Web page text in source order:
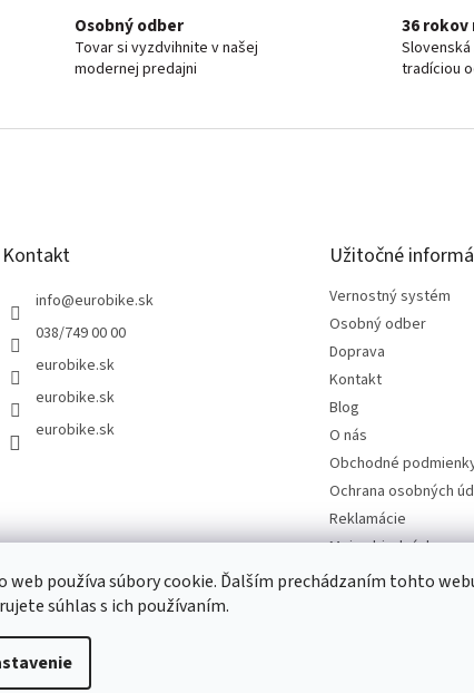
web používa súbory cookie. Ďalším prechádzaním tohto
súhlas s ich používaním.
Osobný odber
Tovar si vyzdvihnite v našej
modernej predajni
36 rokov
tradíciou
Kontakt
info@eurobike.sk
038/749 00 00
eurobike.sk
eurobike.sk
eurobike.sk
Užitočné
Vernostný systém
Osobný odber
Doprava
Kontakt
Blog
O nás
Obchodné
Ochrana osobných
Reklamácie
Moja objednávka
Odstúpenie od kúpnej